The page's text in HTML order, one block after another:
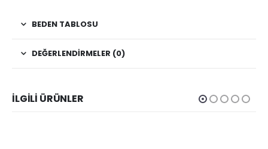
BEDEN TABLOSU
DEĞERLENDIRMELER (0)
İLGILI ÜRÜNLER